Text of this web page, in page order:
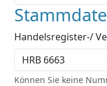
Handelsregister-/
Können Sie keine